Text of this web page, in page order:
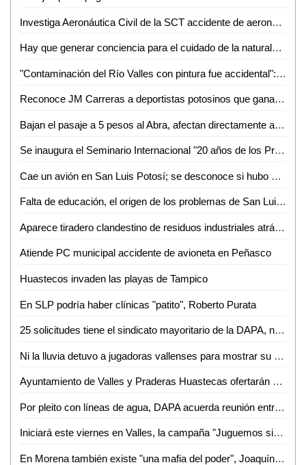
Investiga Aeronáutica Civil de la SCT accidente de aeronave en SLP
Hay que generar conciencia para el cuidado de la naturaleza: Rodolfo del Ángel del Ángel
"Contaminación del Río Valles con pintura fue accidental": Bernardo Saldaña
Reconoce JM Carreras a deportistas potosinos que ganaron medalla en los Juegos Centroamericanos y del Caribe 2018
Bajan el pasaje a 5 pesos al Abra, afectan directamente a combis
Se inaugura el Seminario Internacional "20 años de los Programas de Transferencias Monetarias en México"
Cae un avión en San Luis Potosí; se desconoce si hubo víctimas
Falta de educación, el origen de los problemas de San Luis Potosí, Gallardo
Aparece tiradero clandestino de residuos industriales atrás de la NISSAN
Atiende PC municipal accidente de avioneta en Peñasco
Huastecos invaden las playas de Tampico
En SLP podría haber clínicas "patito", Roberto Purata
25 solicitudes tiene el sindicato mayoritario de la DAPA, no se ha autorizado ninguna
Ni la lluvia detuvo a jugadoras vallenses para mostrar su talento en prácticas del Cruz Azul
Ayuntamiento de Valles y Praderas Huastecas ofertarán este miércoles 35 vacantes para operarios de Rastro
Por pleito con líneas de agua, DAPA acuerda reunión entre antorchistas y "La Tigra"
Iniciará este viernes en Valles, la campaña "Juguemos sin Violencia".
En Morena también existe "una mafia del poder", Joaquín Muñoz